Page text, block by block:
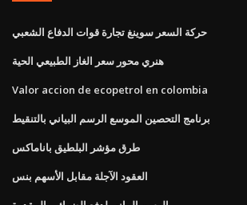
حركة السعر سوينغ تجارة قوات الدفاع الشعبي
هنري محور سعر الغاز الطبيعي الحية
Valor accion de ecopetrol en colombia
برنامج التحصين الموسع الرسم البياني بالتنقيط
طرق مؤشر البلطيق باناماكس
العقود الآجلة مقابل الأسهم بنس